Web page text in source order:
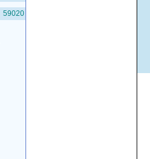
59020